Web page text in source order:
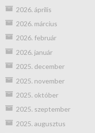
2026. április
2026. március
2026. február
2026. január
2025. december
2025. november
2025. október
2025. szeptember
2025. augusztus